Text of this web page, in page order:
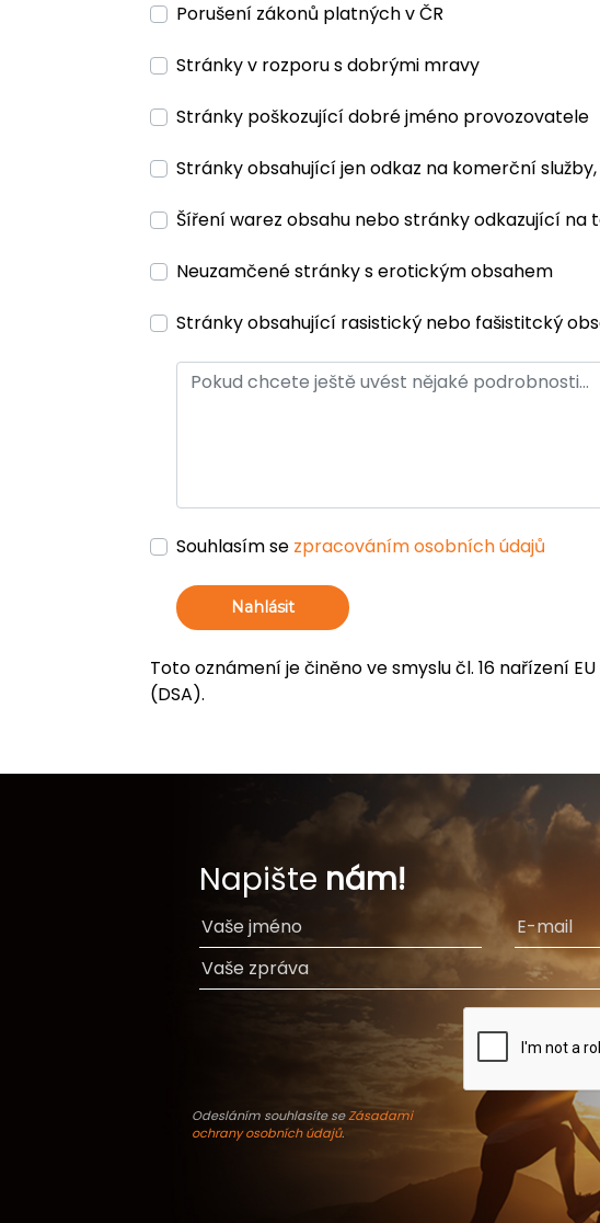
Porušení zákonů platných v ČR
Stránky v rozporu s dobrými mravy
Stránky poškozující dobré jméno provozovatele
Stránky obsahující jen odkaz na komerční
Šíření warez obsahu nebo stránky odkazující na
Neuzamčené stránky s erotickým obsahem
Stránky obsahující rasistický nebo fašistitcký
Souhlasím se zpracováním osobních údajů
Nahlásit
Toto oznámení je činěno ve smyslu čl. 16 nařízení
(DSA).
Napište nám!
Odesláním souhlasíte seZásadami
ochrany osobních údajů.